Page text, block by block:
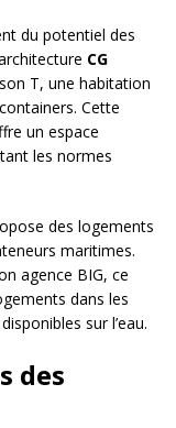
du potentiel des
CG
T, une habitation
Cette
un espace
les normes
des logements
maritimes.
agence BIG, ce
dans les
sur l’eau.
des